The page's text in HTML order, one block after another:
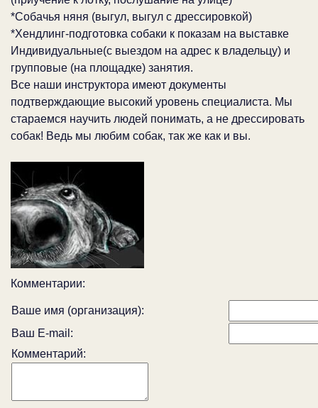
*Собачья няня (выгул, выгул с дрессировкой)
*Хендлинг-подготовка собаки к показам на выставке
Индивидуальные(с выездом на адрес к владельцу) и
групповые (на площадке) занятия.
Все наши инструктора имеют документы
подтверждающие высокий уровень специалиста. Мы
стараемся научить людей понимать, а не дрессировать
собак! Ведь мы любим собак, так же как и вы.
Комментарии:
Ваше имя (организация):
Ваш E-mail:
Комментарий: